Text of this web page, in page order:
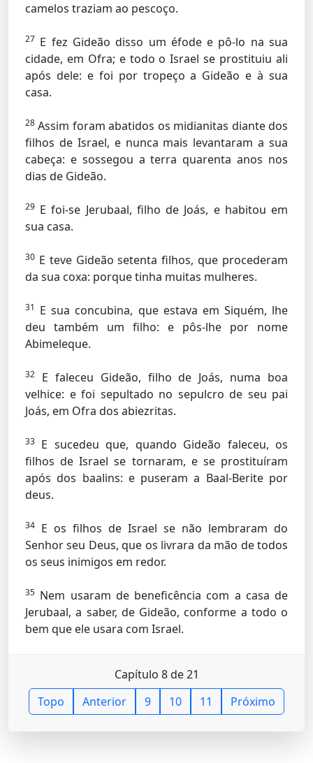
camelos traziam ao pescoço.
27 E fez Gideão disso um éfode e pô-lo na sua
cidade, em Ofra; e todo o Israel se prostituiu ali
após dele: e foi por tropeço a Gideão e à sua
casa.
28 Assim foram abatidos os midianitas diante dos
filhos de Israel, e nunca mais levantaram a sua
cabeça: e sossegou a terra quarenta anos nos
dias de Gideão.
29 E foi-se Jerubaal, filho de Joás, e habitou em
sua casa.
30 E teve Gideão setenta filhos, que procederam
da sua coxa: porque tinha muitas mulheres.
31 E sua concubina, que estava em Siquém, lhe
deu também um filho: e pôs-lhe por nome
Abimeleque.
32
E faleceu Gideão, filho de Joás, numa boa
velhice: e foi sepultado no sepulcro de seu pai
Joás, em Ofra dos abiezritas.
33 E sucedeu que, quando Gideão faleceu, os
filhos de Israel se tornaram, e se prostituíram
após dos baalins: e puseram a Baal-Berite por
deus.
34 E os filhos de Israel se não lembraram do
Senhor seu Deus, que os livrara da mão de todos
os seus inimigos em redor.
35 Nem usaram de beneficência com a casa de
Jerubaal, a saber, de Gideão, conforme a todo o
bem que ele usara com Israel.
Capítulo 8 de 21
Topo
Anterior 9 10 11 Próximo